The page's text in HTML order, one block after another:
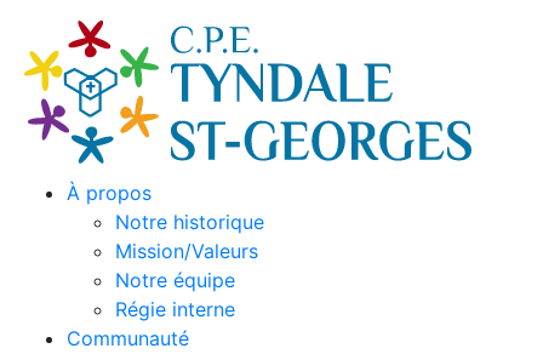
À propos
Notre historique
Mission/Valeurs
Notre équipe
Régie interne
Communauté